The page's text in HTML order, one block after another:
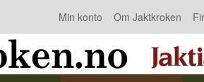
Min konto Om Jaktkroken
Kontakt oss